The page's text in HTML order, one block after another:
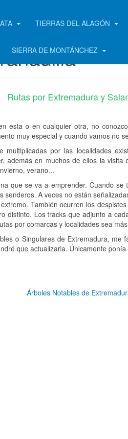
TIERRAS DEL ALAGÓN
SIERRA DE MONTÁNCHEZ
Rutas por Extremadura y
esta o en cualquier otra, no
muy especial y cuando vamos no
por las localidades
además en muchos de ellos la
verano...
que se va a emprender. Cuando
A veces no están
También ocurren los
distinto. Los tracks que adjunto a
por comarcas y localidades sea
o Singulares de Extremadura,
que actualizarla. Únicamente
Árboles Notables de